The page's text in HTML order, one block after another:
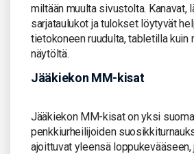
miltään muulta sivustolta. Kanavat,
sarjataulukot ja tulokset löytyvät
tietokoneen ruudulta, tabletilla kuin
näytöltä.
Jääkiekon MM-kisat
Jääkiekon MM-kisat on yksi
penkkiurheilijoiden
ajoittuvat yleensä